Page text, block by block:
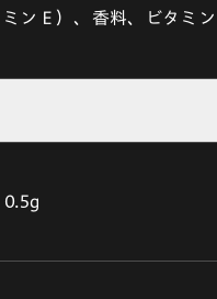
ンＥ）、香料、ビタミ
0.5g